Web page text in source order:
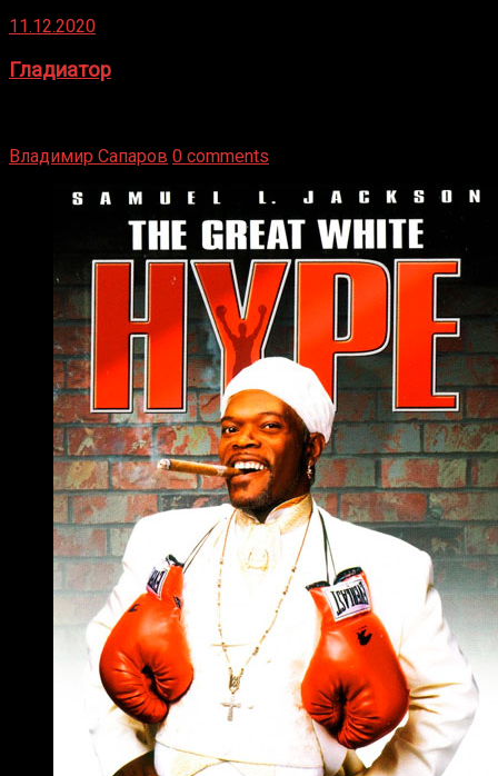
11.12.2020
Гладиатор
Владимир Сапаров 0 comments